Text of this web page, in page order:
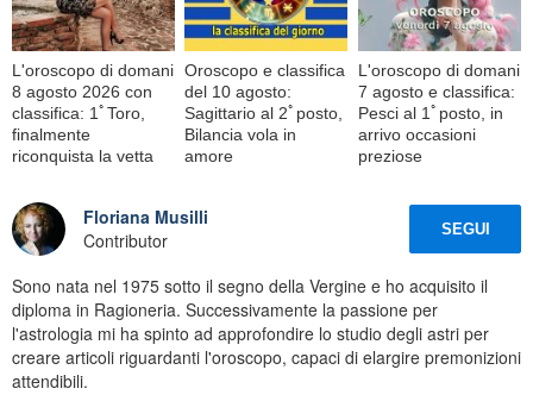
L'oroscopo di domani
8 agosto 2026 con
classifica: 1ﾟToro,
finalmente
riconquista la vetta
Oroscopo e classifica
del 10 agosto:
Sagittario al 2ﾟposto,
Bilancia vola in
amore
L'oroscopo di domani
7 agosto e classifica:
Pesci al 1ﾟposto, in
arrivo occasioni
preziose
Floriana Musilli
Contributor
SEGUI
Sono nata nel 1975 sotto il segno della Vergine e ho acquisito il
diploma in Ragioneria. Successivamente la passione per
l'astrologia mi ha spinto ad approfondire lo studio degli astri per
creare articoli riguardanti l'oroscopo, capaci di elargire premonizioni
attendibili.